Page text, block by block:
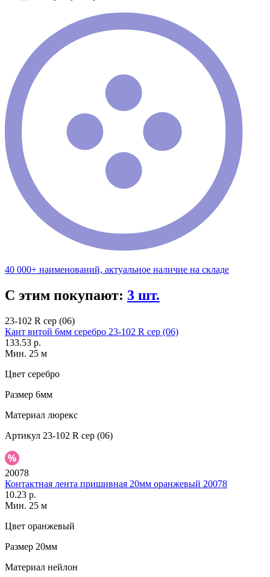
40 000+ наименований, актуальное наличие на складе
С этим покупают: 3 шт.
23-102 R сер (06)
Кант витой 6мм серебро 23-102 R сер (06)
133.53 р.
Мин. 25 м
Цвет серебро
Размер 6мм
Материал люрекс
Артикул 23-102 R сер (06)
20078
Контактная лента пришивная 20мм оранжевый 20078
10.23 р.
Мин. 25 м
Цвет оранжевый
Размер 20мм
Материал нейлон